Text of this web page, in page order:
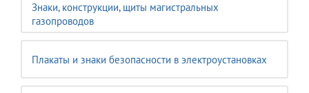
Знаки, конструкции, щиты магистральных
газопроводов
Плакаты и знаки безопасности в электроустановках